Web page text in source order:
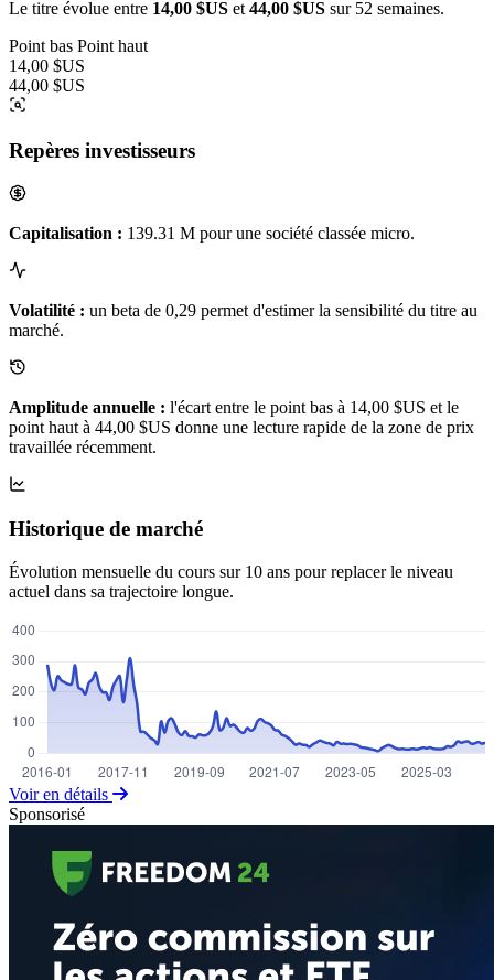
Le titre évolue entre 14,00 $US et 44,00 $US sur 52 semaines.
Point bas Point haut
14,00 $US
44,00 $US
Repères investisseurs
Capitalisation : 139.31 M pour une société classée micro.
Volatilité : un beta de 0,29 permet d'estimer la sensibilité du titre au
marché.
Amplitude annuelle : l'écart entre le point bas à 14,00 $US et le
point haut à 44,00 $US donne une lecture rapide de la zone de prix
travaillée récemment.
Historique de marché
Évolution mensuelle du cours sur 10 ans pour replacer le niveau
actuel dans sa trajectoire longue.
Voir en détails
Sponsorisé